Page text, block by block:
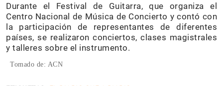
Durante el Festival de Guitarra, que organiza el
Centro Nacional de Música de Concierto y contó con
la participación de representantes de diferentes
países, se realizaron conciertos, clases magistrales
y talleres sobre el instrumento.
Tomado de: ACN